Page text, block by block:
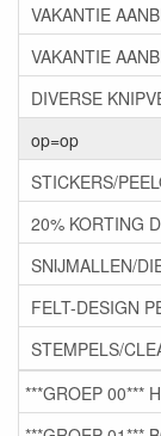
VAKANTIE
VAKANTIE
DIVERSE
op=op
STICKERS/
20% KORTING
SNIJMALLEN/
FELT-DESIGN
STEMPELS/
***GROEP 00***